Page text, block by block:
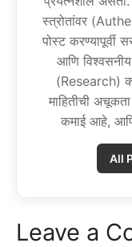
स्त्रोतांवर
पोस्ट
आणि
(Research)
माहितीची
कमाई आहे, आणि
All
Leave a